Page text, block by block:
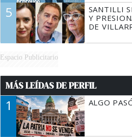
5
SANTILLI
Y
DE
Espacio Publicitario
MÁS LEÍDAS DE PERFIL
1 ALGO